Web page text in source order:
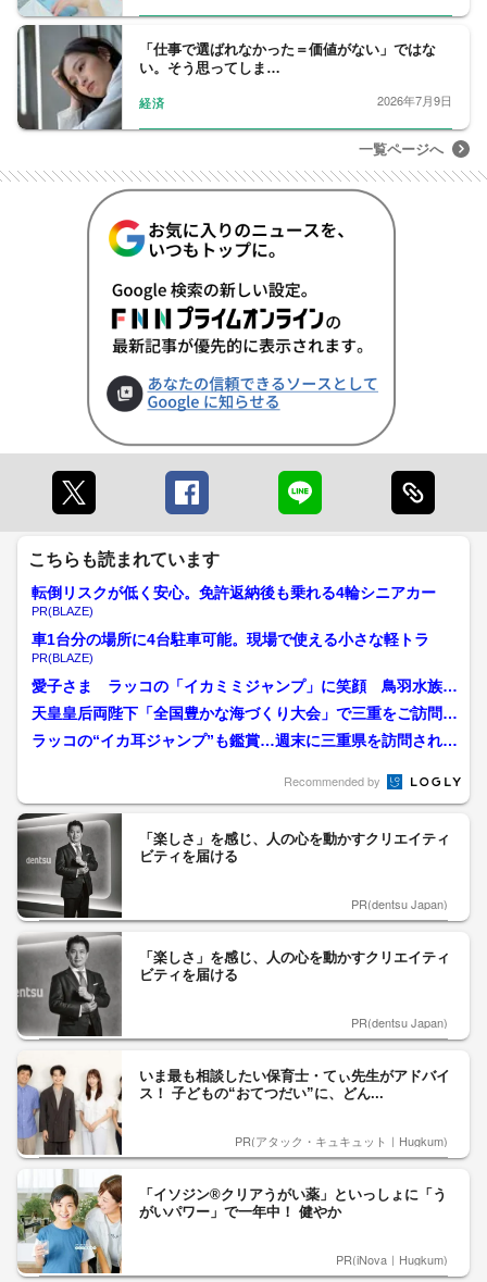
「仕事で選ばれなかった＝価値がない」ではな
い。そう思ってしま…
経済 2026年7月9日
一覧ページへ
こちらも読まれています
転倒リスクが低く安心。免許返納後も乗れる4輪シニアカー
PR(BLAZE)
車1台分の場所に4台駐車可能。現場で使える小さな軽トラ
PR(BLAZE)
愛子さま ラッコの「イカミミジャンプ」に笑顔 鳥羽水族館
でラッコやジュゴンを見学...
天皇皇后両陛下「全国豊かな海づくり大会」で三重をご訪問
式典のおことばで“9歳の...
ラッコの“イカ耳ジャンプ”も鑑賞…週末に三重県を訪問された
Recommended by
「楽しさ」を感じ、人の心を動かすクリエイティ
ビティを届ける
PR(dentsu Japan)
「楽しさ」を感じ、人の心を動かすクリエイティ
ビティを届ける
PR(dentsu Japan)
いま最も相談したい保育士・てぃ先生がアドバイ
ス！ 子どもの“おてつだい”に、どん...
PR(アタック・キュキュット｜Hugkum)
「イソジン®クリアうがい薬」といっしょに「う
がいパワー」で一年中！ 健やか
PR(iNova｜Hugkum)